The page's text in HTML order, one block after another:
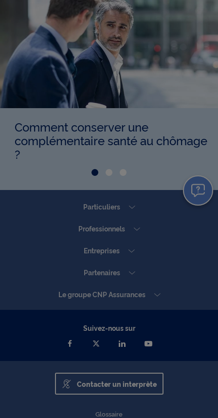
Comment conserver une
complémentaire santé au chômage
?
Aller à la Slide Comment
Aller à la Slide La
Aller à la Slide Ados
Particuliers
Professionnels
Entreprises
Partenaires
Le groupe CNP Assurances
Contacter un interprète
Glossaire
Suivez-nous sur